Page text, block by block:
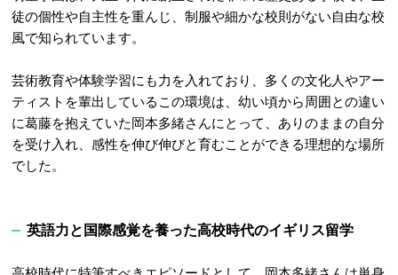
徒の個性や自主性を重んじ、制服や細かな校則がない自由な校
風で知られています。
芸術教育や体験学習にも力を入れており、多くの文化人やアー
ティストを輩出しているこの環境は、幼い頃から周囲との違い
に葛藤を抱えていた岡本多緒さんにとって、ありのままの自分
を受け入れ、感性を伸び伸びと育むことができる理想的な場所
でした。
英語力と国際感覚を養った高校時代のイギリス留学